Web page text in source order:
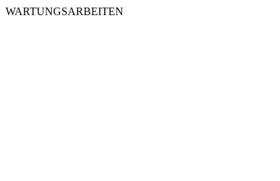
WARTUNGSARBEITEN